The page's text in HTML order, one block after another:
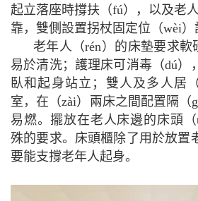
起立落座時撐扶（fú），以及老
靠，雙側設置拐杖固定位（wèi）
老年人（rén）的床墊要求軟
易於清洗；護理床可消毒（dú）
臥和起身站立；雙人及多人居
室，在（zài）兩床之間配置隔（
易燃。擺放在老人床邊的床頭
殊的要求。床頭櫃除了用於放置
要能支撐老年人起身。